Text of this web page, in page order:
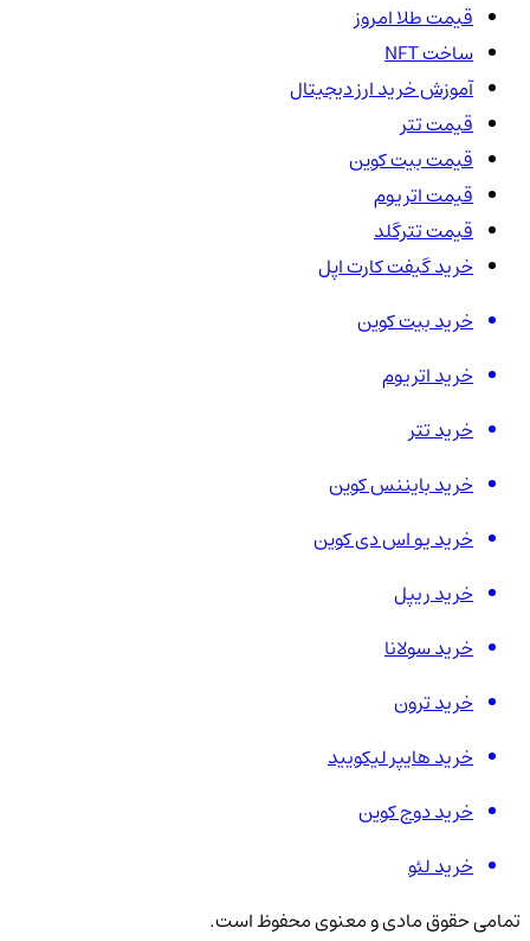
قیمت طلا امروز
ساخت NFT
آموزش خرید ارز دیجیتال
قیمت تتر
قیمت بیت کوین
قیمت اتریوم
قیمت تترگلد
خرید گیفت کارت اپل
خرید بیت کوین
خرید اتریوم
خرید تتر
خرید بایننس کوین
خرید یو اس دی کوین
خرید ریپل
خرید سولانا
خرید ترون
خرید هایپر لیکویید
خرید دوج کوین
خرید لئو
تمامی حقوق مادی و معنوی محفوظ است.